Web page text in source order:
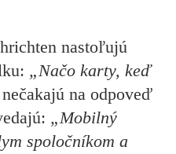
nastoľujú
„Načo karty, keď
na odpoveď
„Mobilný
spoločníkom a